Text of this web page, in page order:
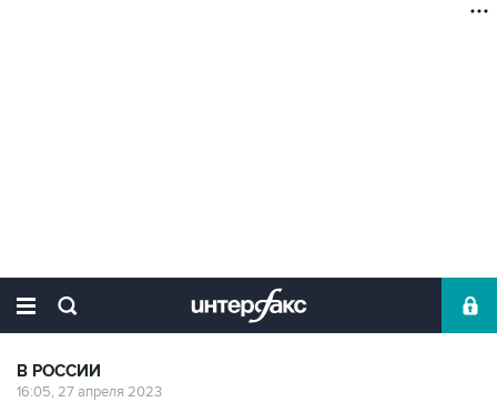
В РОССИИ
16:05, 27 апреля 2023